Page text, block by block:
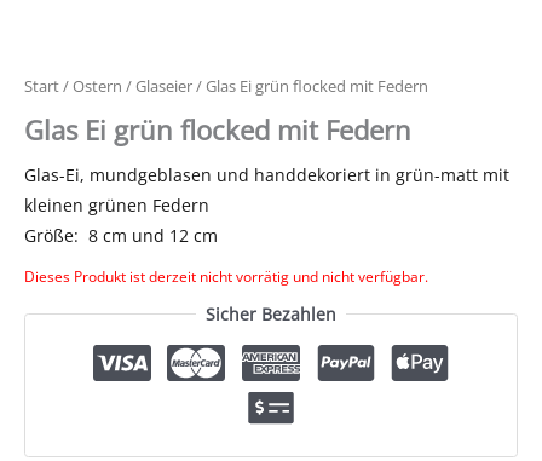
Start/Ostern /Glaseier/ Glas Ei grün flocked mit Federn
Glas Ei grün flocked mit Federn
Glas-Ei, mundgeblasen und handdekoriert in grün-matt mit
kleinen grünen Federn
Größe: 8 cm und 12 cm
Dieses Produkt ist derzeit nicht vorrätig und nicht verfügbar.
Sicher Bezahlen